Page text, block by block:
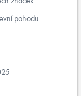
pohodu